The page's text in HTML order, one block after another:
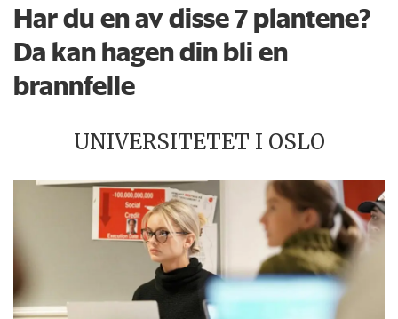
Har du en av disse 7 plantene?
Da kan hagen din bli en
brannfelle
UNIVERSITETET I OSLO